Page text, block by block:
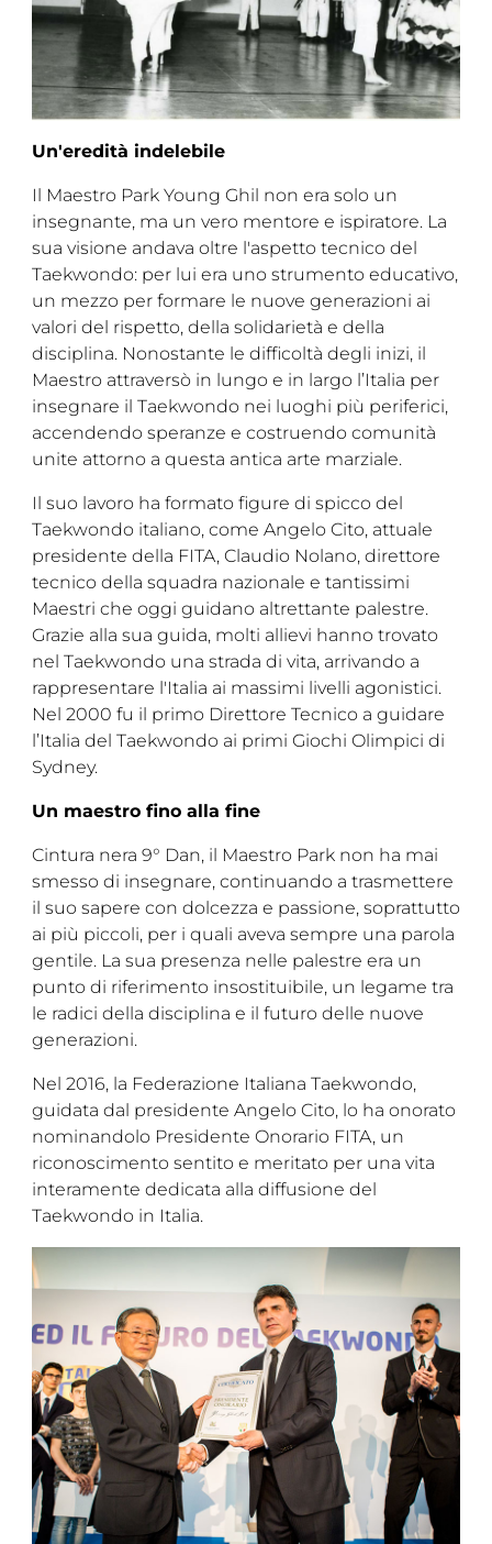
Un'eredità indelebile
Il Maestro Park Young Ghil non era solo un
insegnante, ma un vero mentore e ispiratore. La
sua visione andava oltre l'aspetto tecnico del
Taekwondo: per lui era uno strumento educativo,
un mezzo per formare le nuove generazioni ai
valori del rispetto, della solidarietà e della
disciplina. Nonostante le difficoltà degli inizi, il
Maestro attraversò in lungo e in largo l’Italia per
insegnare il Taekwondo nei luoghi più periferici,
accendendo speranze e costruendo comunità
unite attorno a questa antica arte marziale.
Il suo lavoro ha formato figure di spicco del
Taekwondo italiano, come Angelo Cito, attuale
presidente della FITA, Claudio Nolano, direttore
tecnico della squadra nazionale e tantissimi
Maestri che oggi guidano altrettante palestre.
Grazie alla sua guida, molti allievi hanno trovato
nel Taekwondo una strada di vita, arrivando a
rappresentare l'Italia ai massimi livelli agonistici.
Nel 2000 fu il primo Direttore Tecnico a guidare
l’Italia del Taekwondo ai primi Giochi Olimpici di
Sydney.
Un maestro fino alla fine
Cintura nera 9° Dan, il Maestro Park non ha mai
smesso di insegnare, continuando a trasmettere
il suo sapere con dolcezza e passione, soprattutto
ai più piccoli, per i quali aveva sempre una parola
gentile. La sua presenza nelle palestre era un
punto di riferimento insostituibile, un legame tra
le radici della disciplina e il futuro delle nuove
generazioni.
Nel 2016, la Federazione Italiana Taekwondo,
guidata dal presidente Angelo Cito, lo ha onorato
nominandolo Presidente Onorario FITA, un
riconoscimento sentito e meritato per una vita
interamente dedicata alla diffusione del
Taekwondo in Italia.